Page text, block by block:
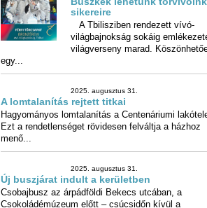
2025. augusztus 31.
Büszkék lehetünk tőrvívóink
sikereire
A Tbilisziben rendezett vívó-
világbajnokság sokáig emlékezetes
világverseny marad. Köszönhetően
2025. augusztus 31.
A lomtalanítás rejtett titkai
2025. augusztus 31.
Új buszjárat indult a kerületben